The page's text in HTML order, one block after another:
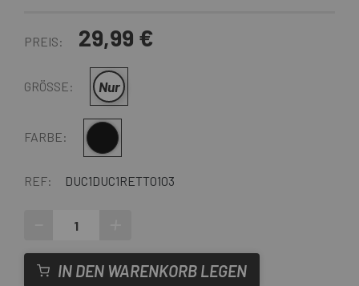
PREIS: 29,99 €
GRÖSSE: Nur
FARBE: Schwarz
REF: DUC1DUC1RETT0103
IN DEN WARENKORB LEGEN